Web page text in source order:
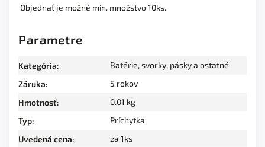
Objednať je možné min. množstvo 10ks.
Parametre
Kategória:
Batérie, svorky, pásky a ostatné
Záruka:
5 rokov
Hmotnosť:
0.01 kg
Typ:
Príchytka
Uvedená cena: za 1ks